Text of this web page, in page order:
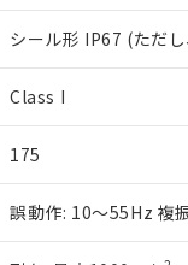
シール形 IP67 (ただ
Class I
175
誤動作: 10～55Hz 複
ている必要
お客様が当
が、当社の
いる法人を
※3 非含有証明
下記の非含有証
51物質の非含有証
※本証明書は発行
また、RoHS指令
混在することから
味します。
「－」：未確認で
白